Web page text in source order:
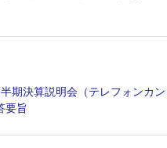
期決算説明会（テレフォンカン
要旨